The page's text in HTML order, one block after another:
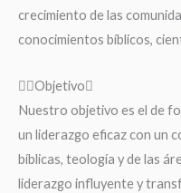
crecimiento de las
conocimientos bíblicos,
Objetivo
Nuestro objetivo es el de
un liderazgo eficaz con un
bíblicas, teología y de las
liderazgo influyente y